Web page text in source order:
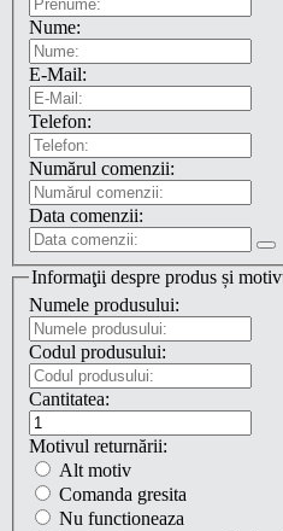
Nume:
E-Mail:
Telefon:
Numărul comenzii:
Data comenzii:
Informaţii despre produs și
Numele produsului:
Codul produsului:
Cantitatea:
Motivul returnării:
Alt motiv
Comanda gresita
Nu functioneaza